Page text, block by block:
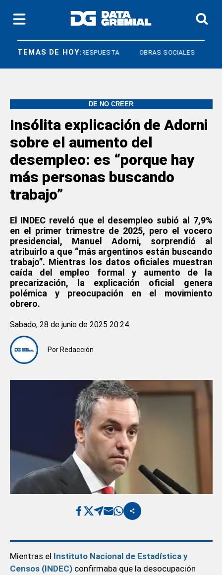
TEMAS DE HOY:
DERECHO A RESPUESTA OBRAS SOCIALES
DE NO CREER
Insólita explicación de Adorni
sobre el aumento del
desempleo: es “porque hay
más personas buscando
trabajo”
El INDEC reveló que el desempleo subió al 7,9%
en el primer trimestre de 2025, pero el vocero
presidencial, Manuel Adorni, sorprendió al
atribuirlo a que “más argentinos están buscando
trabajo”. Mientras los datos oficiales muestran
caída del empleo formal y aumento de la
precarización, la explicación oficial genera
polémica y preocupación en el movimiento
obrero.
Por Redacción
Sabado, 28 de junio de 2025 20:24
Mientras el Instituto Nacional de Estadística y
Censos (INDEC) confirmaba que la desocupación